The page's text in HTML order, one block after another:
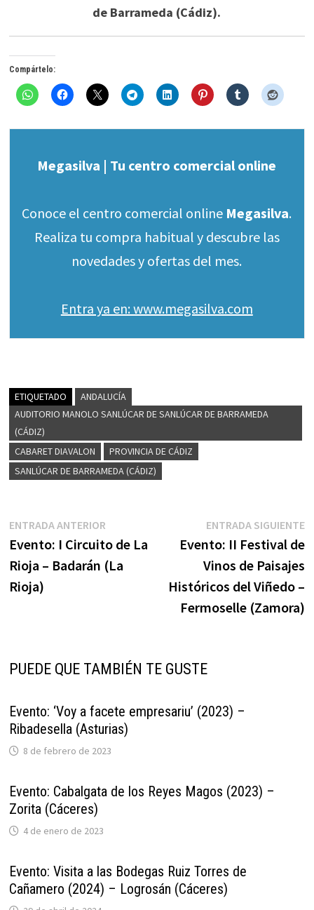
de Barrameda (Cádiz).
Compártelo:
Megasilva | Tu centro comercial online
Conoce el centro comercial online Megasilva.
Realiza tu compra habitual y descubre las
novedades y ofertas del mes.
Entra ya en: www.megasilva.com
ETIQUETADO
ANDALUCÍA
AUDITORIO MANOLO SANLÚCAR DE SANLÚCAR DE BARRAMEDA
(CÁDIZ)
CABARET DIAVALON
PROVINCIA DE CÁDIZ
SANLÚCAR DE BARRAMEDA (CÁDIZ)
Navegación
de
entradas
ENTRADA ANTERIOREntrada
anterior:
Evento: I Circuito de La
Rioja – Badarán (La
Rioja)
ENTRADA SIGUIENTE
Evento: II Festival de
Vinos de Paisajes
Históricos del Viñedo –
Fermoselle (Zamora)
PUEDE QUE TAMBIÉN TE GUSTE
Evento: ‘Voy a facete empresariu’ (2023) –
Ribadesella (Asturias)
8 de febrero de 2023
Evento: Cabalgata de los Reyes Magos (2023) –
Zorita (Cáceres)
4 de enero de 2023
Evento: Visita a las Bodegas Ruiz Torres de
Cañamero (2024) – Logrosán (Cáceres)